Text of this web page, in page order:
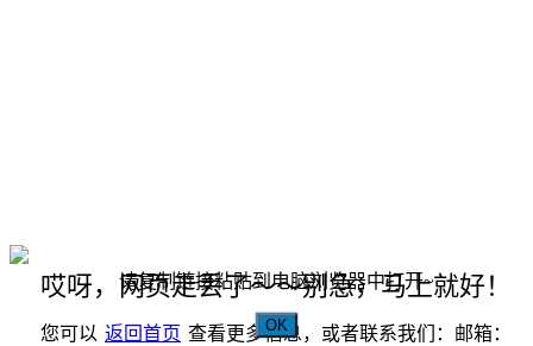
哎呀，网页走丢了～～别急，马上就好！
您可以 返回首页 查看更多信息，或者联系我们：邮箱：
请复制链接粘贴到电脑浏览器中打开~
OK